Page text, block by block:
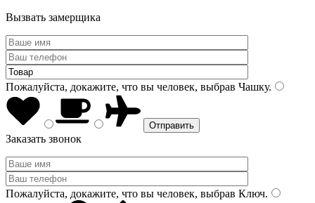
Вызвать замерщика
Пожалуйста, докажите, что вы человек, выбрав Чашку.
Заказать звонок
Пожалуйста, докажите, что вы человек, выбрав Ключ.